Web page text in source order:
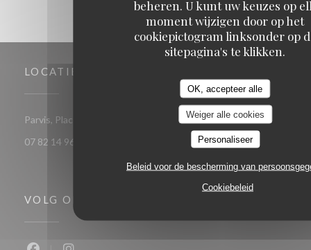
beheren. U kunt uw keuzes op
moment wijzigen door op het
cookiepictogram linksonder op
sitepagina's te klikken.
OK, accepteer alle
Weiger alle cookies
Personaliseer
Beleid voor de bescherming van
Cookiebeleid
LOCATIE
Parvis, Place Kennedy 83700 Saint Raphaël((opent in een nieuw
07 82 14 96 12
VOLG ONS